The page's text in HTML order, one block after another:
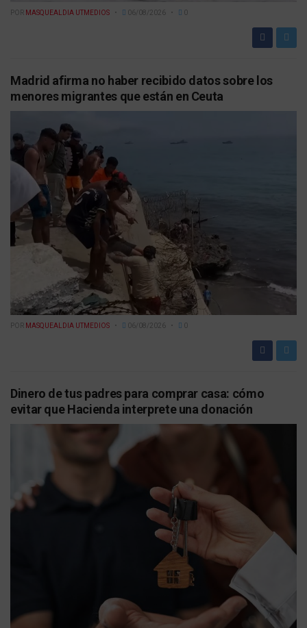
POR MASQUEALDIA UTMEDIOS 06/08/2026 0
Madrid afirma no haber recibido datos sobre los
menores migrantes que están en Ceuta
POR MASQUEALDIA UTMEDIOS 06/08/2026 0
Dinero de tus padres para comprar casa: cómo
evitar que Hacienda interprete una donación